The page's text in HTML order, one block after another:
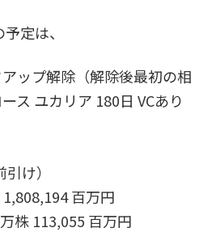
定は、
ップ解除（解除後最初の相
ス ユカリア 180日 VCあり
け）
百万円
株 113,055 百万円